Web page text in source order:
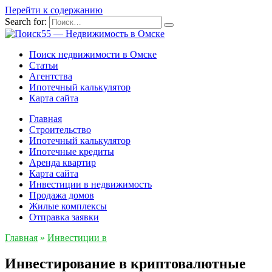
Перейти к содержанию
Search for:
Поиск недвижимости в Омске
Статьи
Агентства
Ипотечный калькулятор
Карта сайта
Главная
Строительство
Ипотечный калькулятор
Ипотечные кредиты
Аренда квартир
Карта сайта
Инвестиции в недвижимость
Продажа домов
Жилые комплексы
Отправка заявки
Главная » Инвестиции в
Инвестирование в криптовалютные